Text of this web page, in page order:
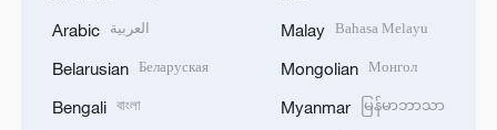
Arabic العربية
Belarusian Беларуская
Bengali বাংলা
Malay Bahasa Melayu
Mongolian Монгол
Myanmar မြန်မာဘာသာ